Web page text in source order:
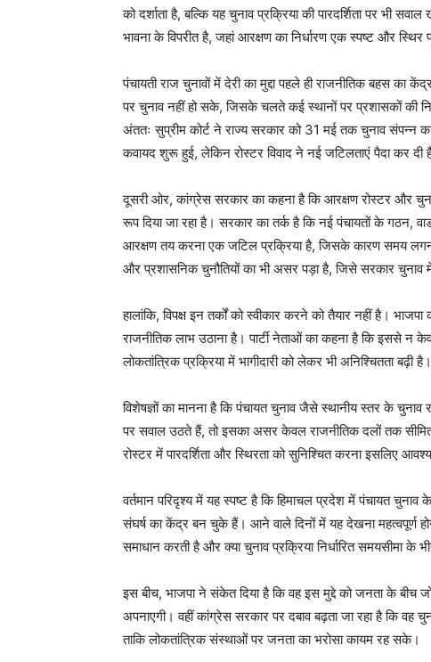
News
Magazine
SUBSCRIBE
को दर्शाता है, बल्कि यह चुनाव प्रक्रिया की पारदर्शिता पर भी
भावना के विपरीत है, जहां आरक्षण का निर्धारण एक स्पष्ट और स्थिर
पंचायती राज चुनावों में देरी का मुद्दा पहले ही राजनीतिक बहस का
पर चुनाव नहीं हो सके, जिसके चलते कई स्थानों पर प्रशासकों की
अंततः सुप्रीम कोर्ट ने राज्य सरकार को 31 मई तक चुनाव संपन्न
कवायद शुरू हुई, लेकिन रोस्टर विवाद ने नई जटिलताएं पैदा कर दी
दूसरी ओर, कांग्रेस सरकार का कहना है कि आरक्षण रोस्टर और
रूप दिया जा रहा है। सरकार का तर्क है कि नई पंचायतों के गठन,
आरक्षण तय करना एक जटिल प्रक्रिया है, जिसके कारण समय
और प्रशासनिक चुनौतियों का भी असर पड़ा है, जिसे सरकार चुनाव
हालांकि, विपक्ष इन तर्कों को स्वीकार करने को तैयार नहीं है।
राजनीतिक लाभ उठाना है। पार्टी नेताओं का कहना है कि इससे न
लोकतांत्रिक प्रक्रिया में भागीदारी को लेकर भी अनिश्चितता बढ़ी है।
विशेषज्ञों का मानना है कि पंचायत चुनाव जैसे स्थानीय स्तर के
पर सवाल उठते हैं, तो इसका असर केवल राजनीतिक दलों तक
रोस्टर में पारदर्शिता और स्थिरता को सुनिश्चित करना इसलिए
वर्तमान परिदृश्य में यह स्पष्ट है कि हिमाचल प्रदेश में पंचायत
संघर्ष का केंद्र बन चुके हैं। आने वाले दिनों में यह देखना महत्वपूर्ण
समाधान करती है और क्या चुनाव प्रक्रिया निर्धारित समयसीमा के
इस बीच, भाजपा ने संकेत दिया है कि वह इस मुद्दे को जनता के बीच
अपनाएगी। वहीं कांग्रेस सरकार पर दबाव बढ़ता जा रहा है कि वह
ताकि लोकतांत्रिक संस्थाओं पर जनता का भरोसा कायम रह सके।